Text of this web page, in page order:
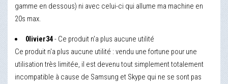
gamme en dessous) ni avec celui-ci qui allume ma machine en
20s max.
0livier34- Ce produit n'a plus aucune utilité
Ce produit n'a plus aucune utilité : vendu une fortune pour une
utilisation très limitée, il est devenu tout simplement totalement
incompatible à cause de Samsung et Skype qui ne se sont pas